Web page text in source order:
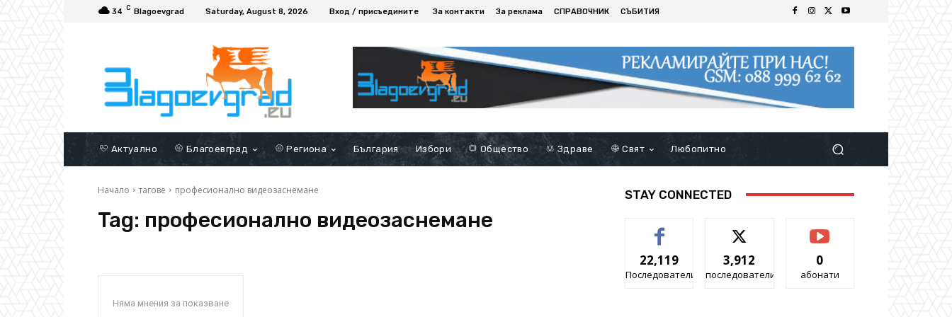
34 C Blagoevgrad Saturday, August 8, 2026 Вход / присъедините За контакти За реклама СПРАВОЧНИК СЪБИТИЯ
Актуално Благоевград Региона България Избори Общество Здраве Свят Любопитно
Начало тагове професионално видеозаснемане
Tag: професионално видеозаснемане
Няма мнения за показване
STAY CONNECTED
22,119
Последователи
3,912
последователи
0
абонати